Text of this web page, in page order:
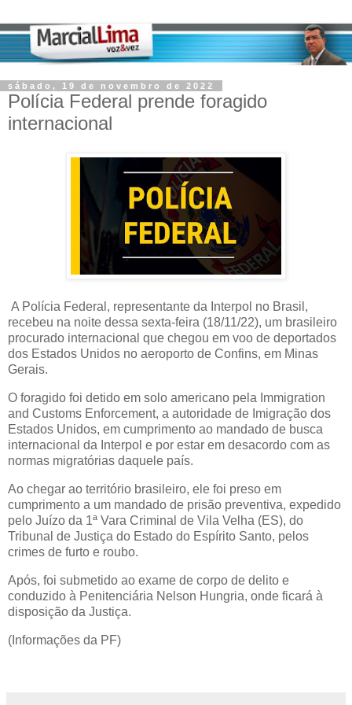
sábado, 19 de novembro de 2022
Polícia Federal prende foragido
internacional
A Polícia Federal, representante da Interpol no Brasil,
recebeu na noite dessa sexta-feira (18/11/22), um brasileiro
procurado internacional que chegou em voo de deportados
dos Estados Unidos no aeroporto de Confins, em Minas
Gerais.
O foragido foi detido em solo americano pela Immigration
and Customs Enforcement, a autoridade de Imigração dos
Estados Unidos, em cumprimento ao mandado de busca
internacional da Interpol e por estar em desacordo com as
normas migratórias daquele país.
Ao chegar ao território brasileiro, ele foi preso em
cumprimento a um mandado de prisão preventiva, expedido
pelo Juízo da 1ª Vara Criminal de Vila Velha (ES), do
Tribunal de Justiça do Estado do Espírito Santo, pelos
crimes de furto e roubo.
Após, foi submetido ao exame de corpo de delito e
conduzido à Penitenciária Nelson Hungria, onde ficará à
disposição da Justiça.
(Informações da PF)